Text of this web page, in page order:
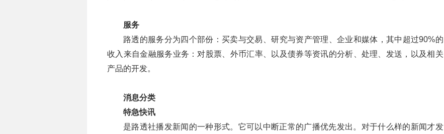
服务
路透的服务分为四个部份：买卖与交易、研究与资产管理、企业和媒体，其中超过90%的
收入来自金融服务业务：对股票、外币汇率、以及债券等资讯的分析、处理、发送，以及相关
产品的开发。
消息分类
特急快讯
是路透社播发新闻的一种形式。它可以中断正常的广播优先发出。对于什么样的新闻才发